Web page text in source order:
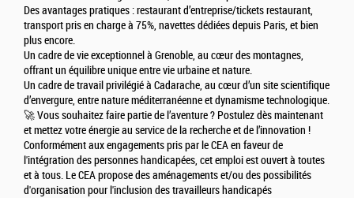
Des avantages pratiques : restaurant d’entreprise/tickets restaurant,
transport pris en charge à 75%, navettes dédiées depuis Paris, et bien
plus encore.
Un cadre de vie exceptionnel à Grenoble, au cœur des montagnes,
offrant un équilibre unique entre vie urbaine et nature.
Un cadre de travail privilégié à Cadarache, au cœur d’un site scientifique
d’envergure, entre nature méditerranéenne et dynamisme technologique.
🚀 Vous souhaitez faire partie de l’aventure ? Postulez dès maintenant
et mettez votre énergie au service de la recherche et de l’innovation !
Conformément aux engagements pris par le CEA en faveur de
l'intégration des personnes handicapées, cet emploi est ouvert à toutes
et à tous. Le CEA propose des aménagements et/ou des possibilités
d'organisation pour l'inclusion des travailleurs handicapés